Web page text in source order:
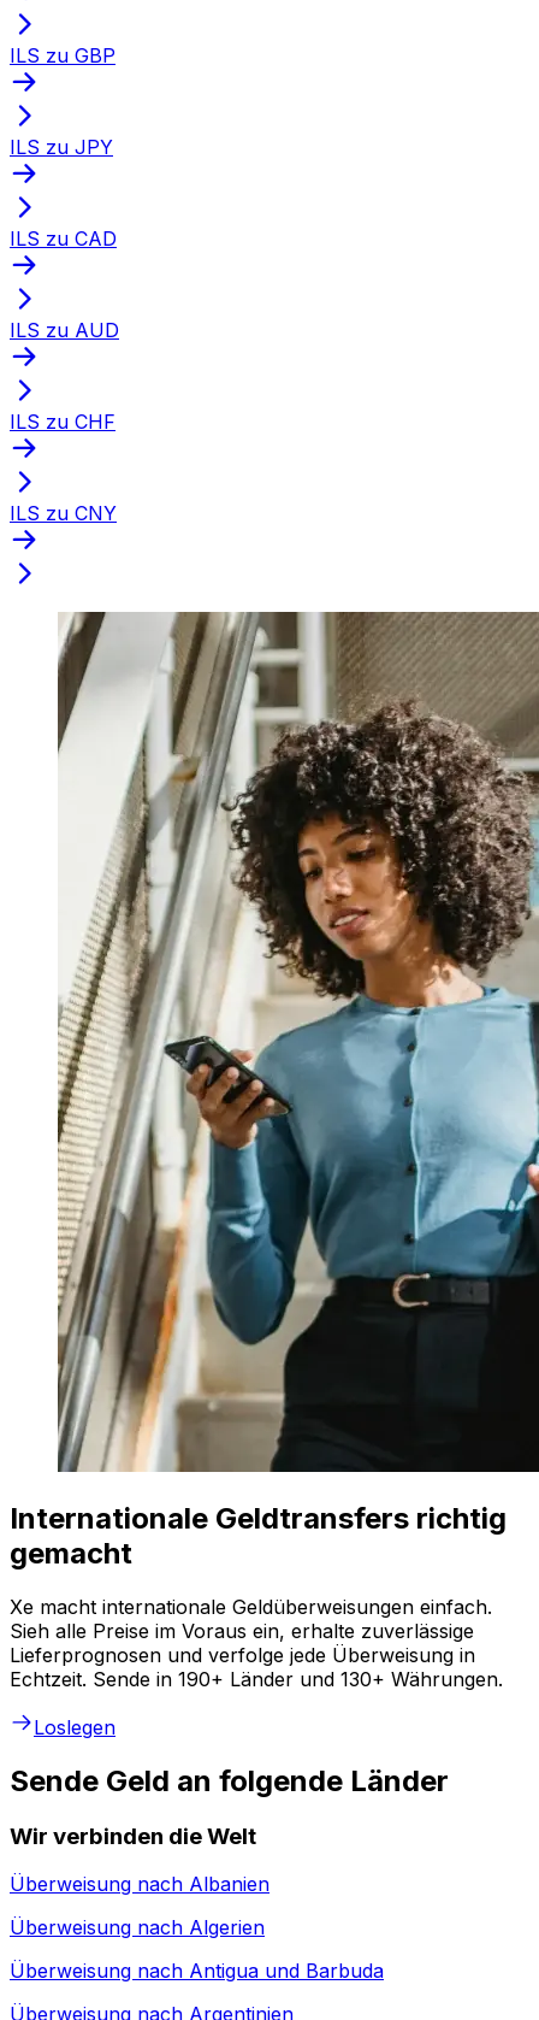
ILS zu GBP
ILS zu JPY
ILS zu CAD
ILS zu AUD
ILS zu CHF
ILS zu CNY
Internationale Geldtransfers richtig
gemacht
Xe macht internationale Geldüberweisungen einfach.
Sieh alle Preise im Voraus ein, erhalte zuverlässige
Lieferprognosen und verfolge jede Überweisung in
Echtzeit. Sende in 190+ Länder und 130+ Währungen.
Loslegen
Sende Geld an folgende Länder
Wir verbinden die Welt
Überweisung nach Albanien
Überweisung nach Algerien
Überweisung nach Antigua und Barbuda
Überweisung nach Argentinien